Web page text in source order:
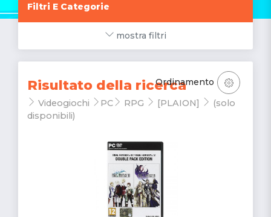
Filtri E Categorie
mostra filtri
Risultato della ricerca
Videogiochi PC RPG [PLAION]
(solo
disponibili)
Ordinamento